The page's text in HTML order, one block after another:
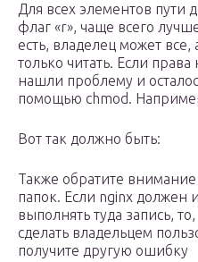
Для всех элементов пути
флаг «r», чаще всего
есть, владелец может все,
только читать. Если
нашли проблему и
помощью chmod.
Вот так должно быть:
Также обратите
папок. Если nginx должен
выполнять туда запись,
сделать владельцем
получите другую ошибку